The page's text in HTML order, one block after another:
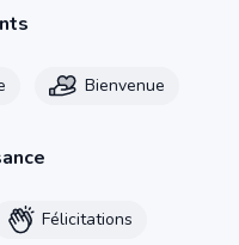
Bienvenue
Félicitations